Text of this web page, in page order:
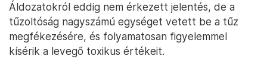
Áldozatokról eddig nem érkezett jelentés, de a
tűzoltóság nagyszámú egységet vetett be a tűz
megfékezésére, és folyamatosan figyelemmel
kísérik a levegő toxikus értékeit.